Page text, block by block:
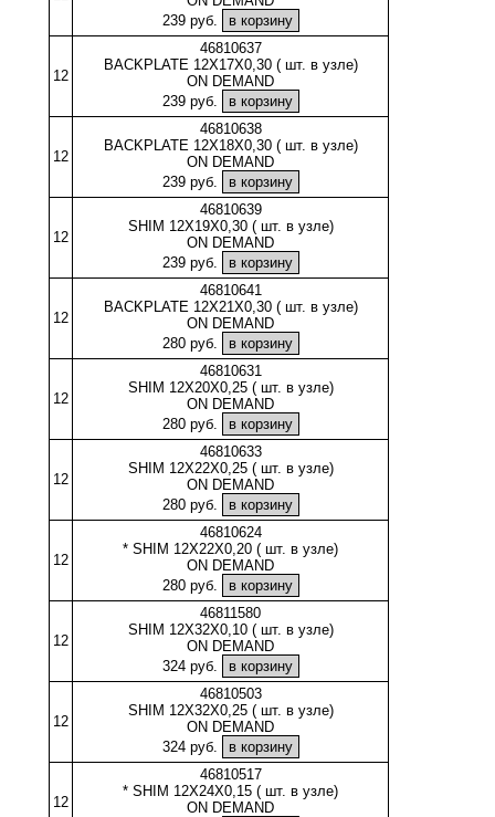
239 руб.
12
46810637
BACKPLATE 12X17X0,30 ( шт. в узле)
ON DEMAND
239 руб.
12
46810638
BACKPLATE 12X18X0,30 ( шт. в узле)
ON DEMAND
239 руб.
12
46810639
SHIM 12X19X0,30 ( шт. в узле)
ON DEMAND
239 руб.
12
46810641
BACKPLATE 12X21X0,30 ( шт. в узле)
ON DEMAND
280 руб.
12
46810631
SHIM 12X20X0,25 ( шт. в узле)
ON DEMAND
280 руб.
12
46810633
SHIM 12X22X0,25 ( шт. в узле)
ON DEMAND
280 руб.
12
46810624
* SHIM 12X22X0,20 ( шт. в узле)
ON DEMAND
280 руб.
12
46811580
SHIM 12X32X0,10 ( шт. в узле)
ON DEMAND
324 руб.
12
46810503
SHIM 12X32X0,25 ( шт. в узле)
ON DEMAND
324 руб.
12
46810517
* SHIM 12X24X0,15 ( шт. в узле)
ON DEMAND